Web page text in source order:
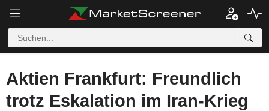
Aktien Frankfurt: Freundlich
trotz Eskalation im Iran-Krieg